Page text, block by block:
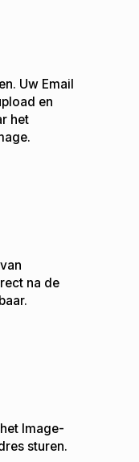
Uw Email
en
het
na de
Image-
sturen.